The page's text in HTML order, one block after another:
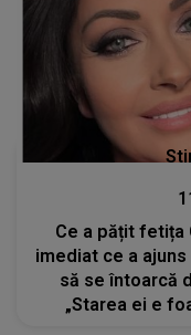
Ce a pățit fetița
imediat ce a
să se întoarcă
„Starea ei e